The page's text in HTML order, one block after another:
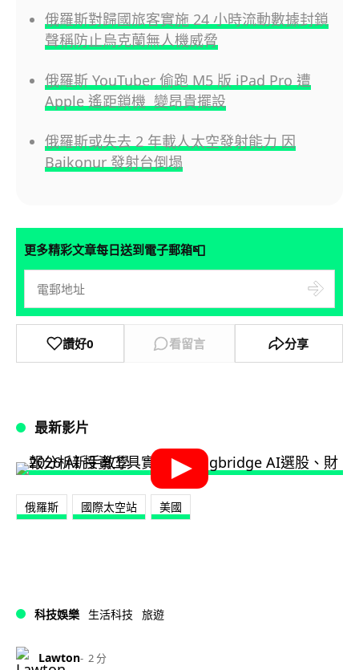
俄羅斯對歸國旅客實施 24 小時流動數據封鎖
聲稱防止烏克蘭無人機威脅
俄羅斯 YouTuber 偷跑 M5 版 iPad Pro 遭
Apple 遙距鎖機 變昂貴擺設
俄羅斯或失去 2 年載人太空發射能力 因
Baikonur 發射台倒塌
更多精彩文章每日送到電子郵箱📮
讚好0 看留言 分享
最新影片
俄羅斯 國際太空站 美國
科技娛樂 生活科技 旅遊
Lawton 2 分